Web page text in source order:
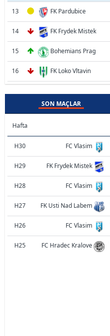
13 FK Pardubice
14 FK Frydek Mistek
15 Bohemians Prag
16 FK Loko Vltavin
SON MAÇLAR
Hafta
H30 FC Vlasim
H29 FK Frydek Mistek
H28 FC Vlasim
H27
FK Usti Nad Labem
H26 FC Vlasim
H25 FC Hradec Kralove